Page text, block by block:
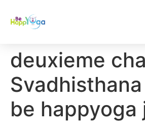
deuxieme
be happyoga